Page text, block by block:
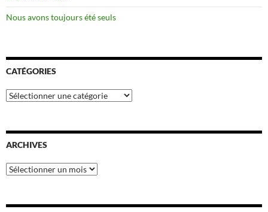
Nous avons toujours été seuls
CATÉGORIES
Catégories
ARCHIVES
Archives